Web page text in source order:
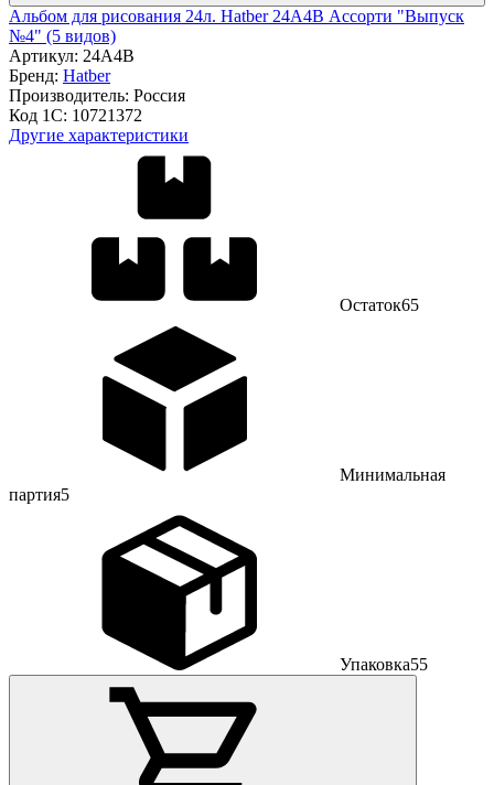
Альбом для рисования 24л. Hatber 24А4В Ассорти "Выпуск
№4" (5 видов)
Артикул: 24А4В
Бренд: Hatber
Производитель: Россия
Код 1С: 10721372
Другие характеристики
Остаток65
Минимальная
партия5
Упаковка55